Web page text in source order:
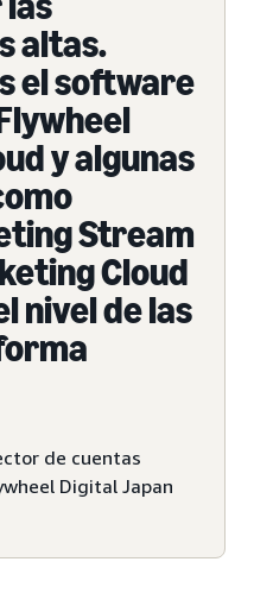
altas.
el software
y algunas
Stream
Cloud
nivel de las
de cuentas
Digital Japan